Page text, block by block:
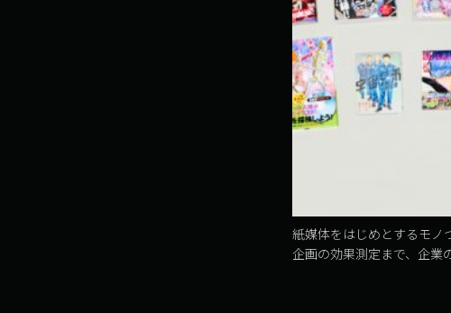
紙媒体をはじめとするモノ
企画の効果測定まで、企業